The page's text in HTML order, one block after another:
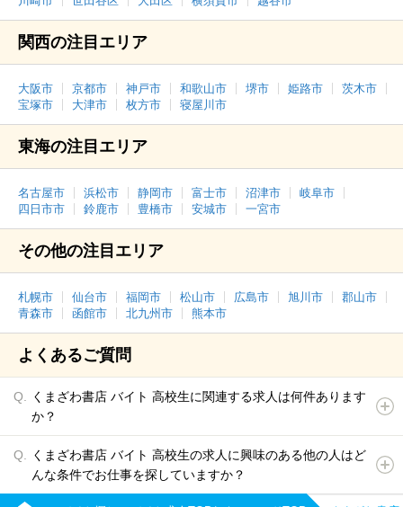
関西の注目エリア
大阪市 京都市 神戸市 和歌山市 堺市 姫路市
茨木市
宝塚市
大津市 枚方市 寝屋川市
東海の注目エリア
名古屋市 浜松市 静岡市 富士市 沼津市
岐阜市
四日市市
鈴鹿市 豊橋市 安城市 一宮市
その他の注目エリア
札幌市 仙台市 福岡市 松山市 広島市 旭川市
郡山市
青森市
函館市 北九州市 熊本市
よくあるご質問
くまざわ書店 バイト 高校生に関連する求人は何件あります
か？
くまざわ書店 バイト 高校生の求人に興味のある他の人はど
んな条件でお仕事を探していますか？